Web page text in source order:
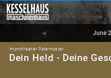
◀︎ June
Improtheater Paternoster
Dein Held - Deine